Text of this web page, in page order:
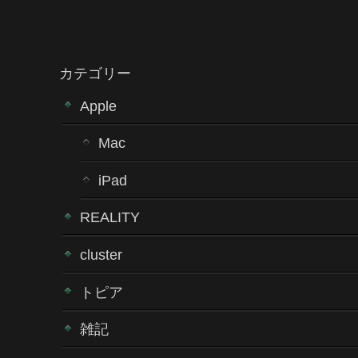
カテゴリー
Apple
Mac
iPad
REALITY
cluster
トピア
雑記